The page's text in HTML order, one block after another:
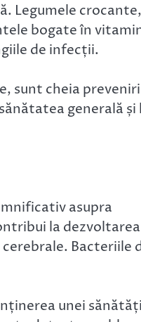
Legumele crocante,
bogate în
de infecții.
sunt cheia
generală și
asupra
la dezvoltarea
Bacteriile
unei